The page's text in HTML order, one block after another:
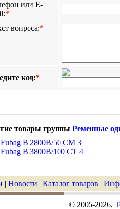
или E-
*
вопроса:*
код:*
товары группы Ременные
Fubag B 2800B/50 CM 3
Fubag B 3800B/100 CT 4
| Новости | Каталог товаров |
© 2005-2026,